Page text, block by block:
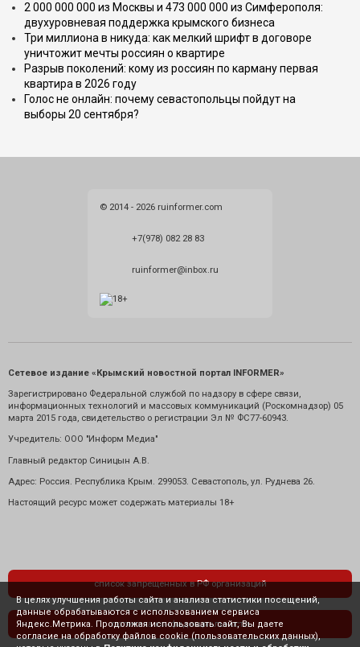
2 000 000 000 из Москвы и 473 000 000 из Симферополя:
двухуровневая поддержка крымского бизнеса
Три миллиона в никуда: как мелкий шрифт в договоре
уничтожит мечты россиян о квартире
Разрыв поколений: кому из россиян по карману первая
квартира в 2026 году
Голос не онлайн: почему севастопольцы пойдут на
выборы 20 сентября?
© 2014 - 2026 ruinformer.com
+7(978) 082 28 83
ruinformer@inbox.ru
Сетевое издание «Крымский новостной портал INFORMER»
Зарегистрировано Федеральной службой по надзору в сфере связи,
информационных технологий и массовых коммуникаций (Роскомнадзор) 05
марта 2015 года, свидетельство о регистрации Эл № ФС77-60943.
Учредитель: ООО "Информ Медиа"
Главный редактор Синицын А.В.
Адрес: Россия. Республика Крым. 299053. Севастополь, ул. Руднева 26.
Настоящий ресурс может содержать материалы 18+
список запрещенных в РФ организаций
политика конфиденциальности
В целях улучшения работы сайта и анализа статистики посещений,
данные обрабатываются с использованием сервиса
Яндекс.Метрика. Продолжая использовать сайт, Вы даете
согласие на обработку файлов cookie (пользовательских данных),